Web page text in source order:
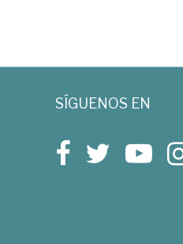
SÍGUENOS EN